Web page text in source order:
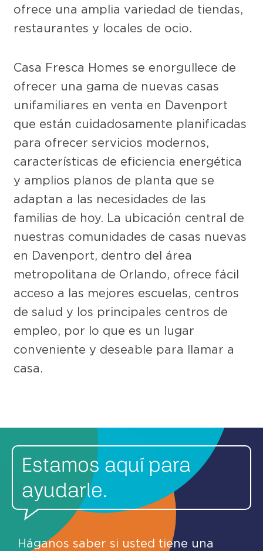
ofrece una amplia variedad de tiendas,
restaurantes y locales de ocio.
Casa Fresca Homes se enorgullece de
ofrecer una gama de nuevas casas
unifamiliares en venta en Davenport
que están cuidadosamente planificadas
para ofrecer servicios modernos,
características de eficiencia energética
y amplios planos de planta que se
adaptan a las necesidades de las
familias de hoy. La ubicación central de
nuestras comunidades de casas nuevas
en Davenport, dentro del área
metropolitana de Orlando, ofrece fácil
acceso a las mejores escuelas, centros
de salud y los principales centros de
empleo, por lo que es un lugar
conveniente y deseable para llamar a
casa.
Estamos aquí para
ayudarle.
Háganos saber si usted tiene una